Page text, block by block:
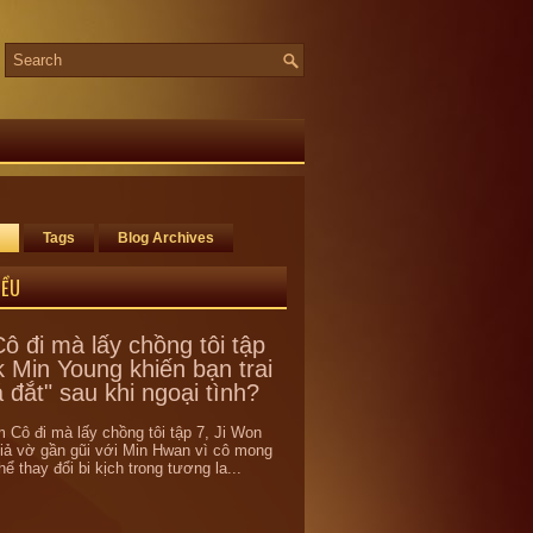
Tags Blog Archives
đi mà lấy chồng tôi tập
Min Young khiến bạn trai
đắt" sau khi ngoại tình?
Cô đi mà lấy chồng tôi tập 7, Ji Won
vờ gần gũi với Min Hwan vì cô mong
thay đổi bi kịch trong tương la...